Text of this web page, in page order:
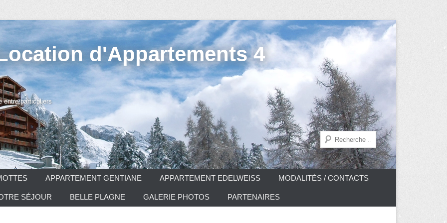
d'Appartements 4
entre particuliers
Recherche
APPARTEMENT GENTIANE APPARTEMENT EDELWEISS MODALITÉS / CONTACTS
SÉJOUR BELLE PLAGNE GALERIE PHOTOS PARTENAIRES